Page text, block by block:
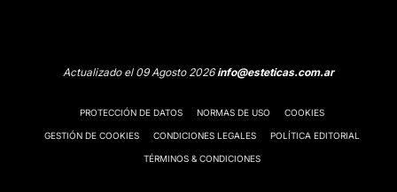
Actualizado el 09 Agosto 2026info@esteticas.com.ar
PROTECCIÓN DE DATOS NORMAS DE USO COOKIES
GESTIÓN DE COOKIES CONDICIONES LEGALES POLÍTICA EDITORIAL
TÉRMINOS & CONDICIONES